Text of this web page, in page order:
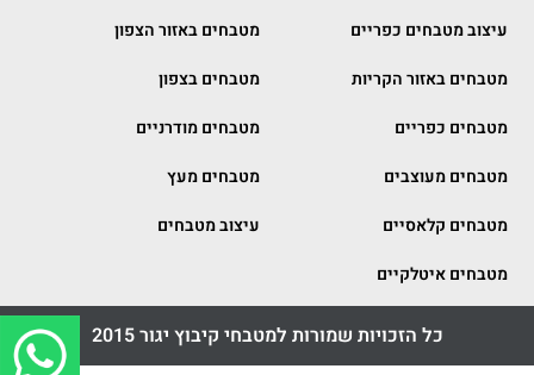
עיצוב מטבחים כפריים
מטבחים באזור הצפון
מטבחים באזור הקריות
מטבחים בצפון
מטבחים כפריים
מטבחים מודרניים
מטבחים מעוצבים
מטבחים מעץ
מטבחים קלאסיים
עיצוב מטבחים
מטבחים איטלקיים
כל הזכויות שמורות למטבחי קיבוץ יגור 2015